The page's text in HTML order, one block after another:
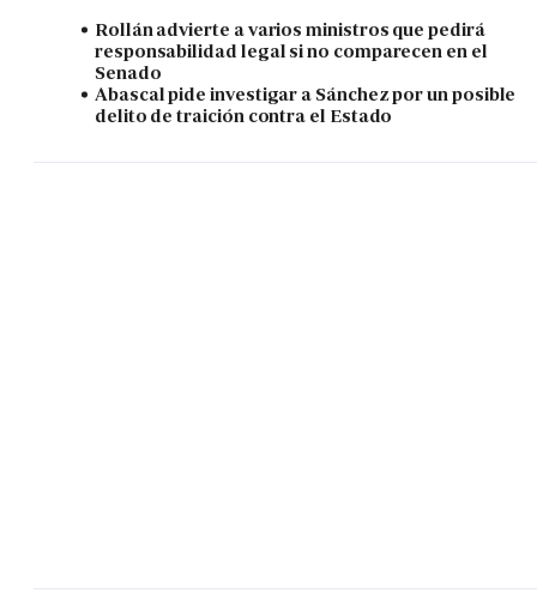
Rollán advierte a varios ministros que pedirá
responsabilidad legal si no comparecen en el
Senado
Abascal pide investigar a Sánchez por un posible
delito de traición contra el Estado